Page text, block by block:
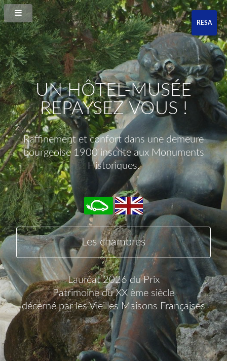
UN HÔTEL-MUSÉE
REPAYSEZ VOUS !
Raffinement et confort dans une demeure
bourgeoise 1900 inscrite aux Monuments
Historiques.
Les chambres
Lauréat 2026 du Prix
Patrimoine du XX ème siècle
décerné par les Vieilles Maisons Françaises
RESA